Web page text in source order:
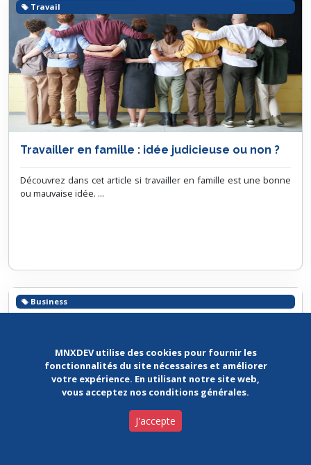
Travailler en famille : idée judicieuse ou non ?
Découvrez dans cet article si travailler en famille est une bonne
ou mauvaise idée. ...
Travail
Business
MNXDEV utilise des cookies pour fournir les
fonctionnalités du site nécessaires et améliorer
votre expérience. En utilisant notre site web,
vous acceptez nos conditions générales.
J'accepte